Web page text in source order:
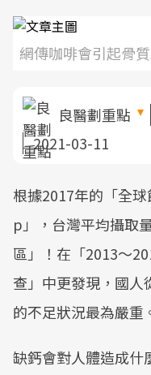
網傳咖啡會引起骨
良醫劃重點
2021-03-11
根據2017年的「全
p」，台灣平均攝取
區」！在「2013～
查」中更發現，國人
的不足狀況最為嚴重
缺鈣會對人體造成什